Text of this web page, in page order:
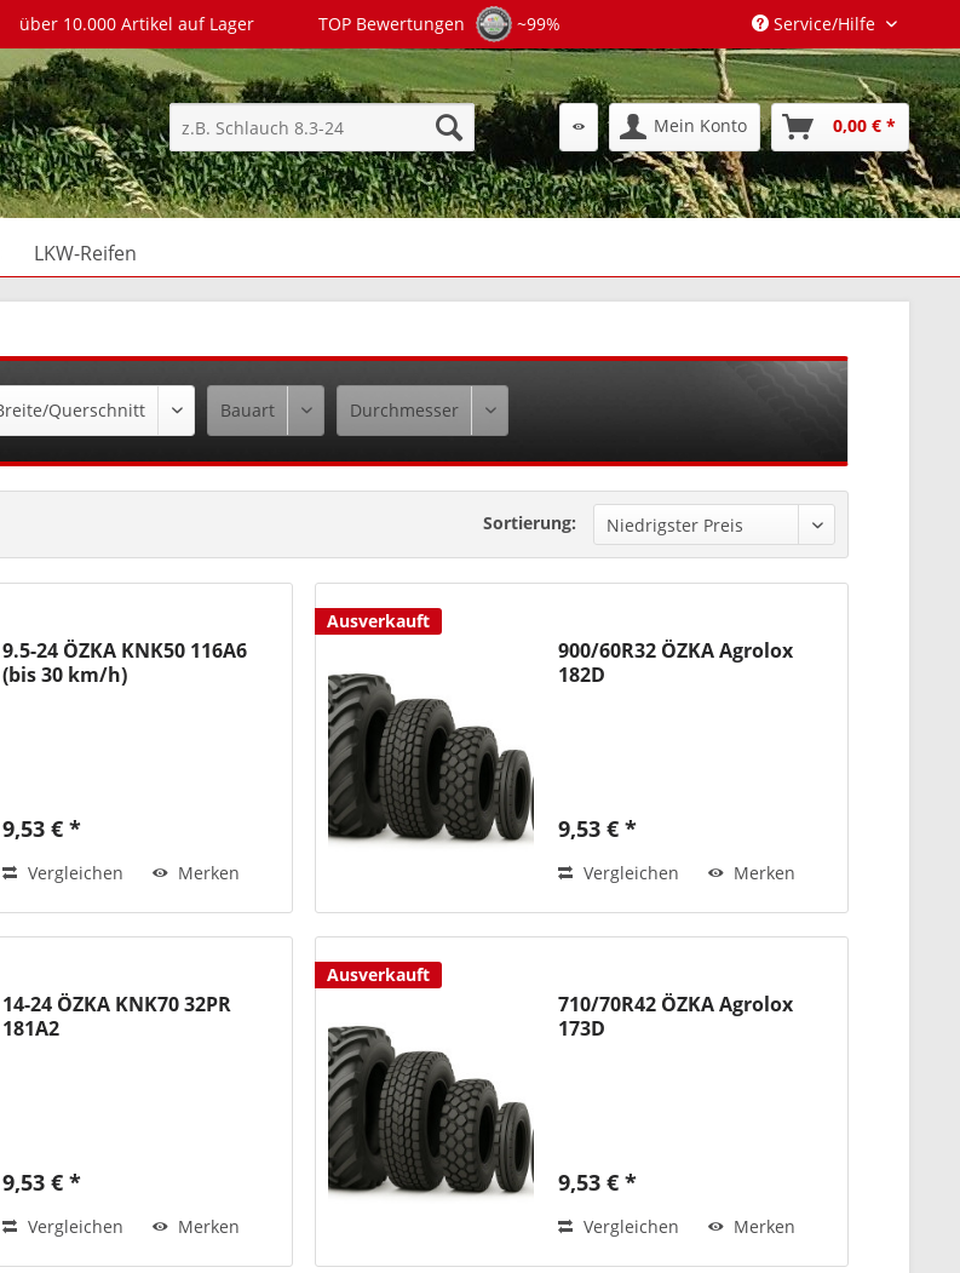
über 10.000 Artikel auf Lager TOP Bewertungen ~99% Service/Hilfe
Mein Konto 0,00 € *
LKW-Reifen
Sortierung:
9.5-24 ÖZKA KNK50 116A6
(bis 30 km/h)
9,53 € *
Vergleichen Merken
Ausverkauft
900/60R32 ÖZKA Agrolox
182D
9,53 € *
Vergleichen Merken
14-24 ÖZKA KNK70 32PR
181A2
9,53 € *
Vergleichen Merken
Ausverkauft
710/70R42 ÖZKA Agrolox
173D
9,53 € *
Vergleichen Merken